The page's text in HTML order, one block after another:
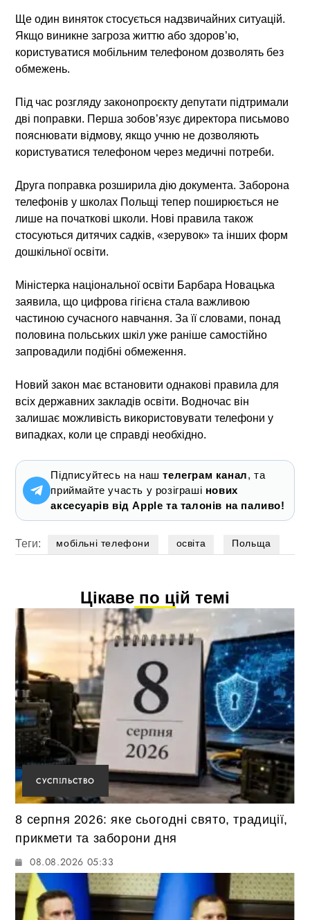
Ще один виняток стосується надзвичайних ситуацій.
Якщо виникне загроза життю або здоров’ю,
користуватися мобільним телефоном дозволять без
обмежень.
Під час розгляду законопроєкту депутати підтримали
дві поправки. Перша зобов’язує директора письмово
пояснювати відмову, якщо учню не дозволяють
користуватися телефоном через медичні потреби.
Друга поправка розширила дію документа. Заборона
телефонів у школах Польщі тепер поширюється не
лише на початкові школи. Нові правила також
стосуються дитячих садків, «зерувок» та інших форм
дошкільної освіти.
Міністерка національної освіти Барбара Новацька
заявила, що цифрова гігієна стала важливою
частиною сучасного навчання. За її словами, понад
половина польських шкіл уже раніше самостійно
запровадили подібні обмеження.
Новий закон має встановити однакові правила для
всіх державних закладів освіти. Водночас він
залишає можливість використовувати телефони у
випадках, коли це справді необхідно.
Підписуйтесь на наштелеграм канал, та
приймайте участь у розіграші нових
аксесуарів від Apple та талонів на паливо!
Теги: мобільні телефони освіта Польща
Цікаве по цій темі
СУСПІЛЬСТВО
8 серпня 2026: яке сьогодні свято, традиції,
прикмети та заборони дня
08.08.2026 05:33